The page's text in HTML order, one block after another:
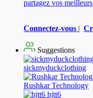
partagez vos
Connectez-vous |
Suggestions
sickmyduckclothing
Rushkar Technology